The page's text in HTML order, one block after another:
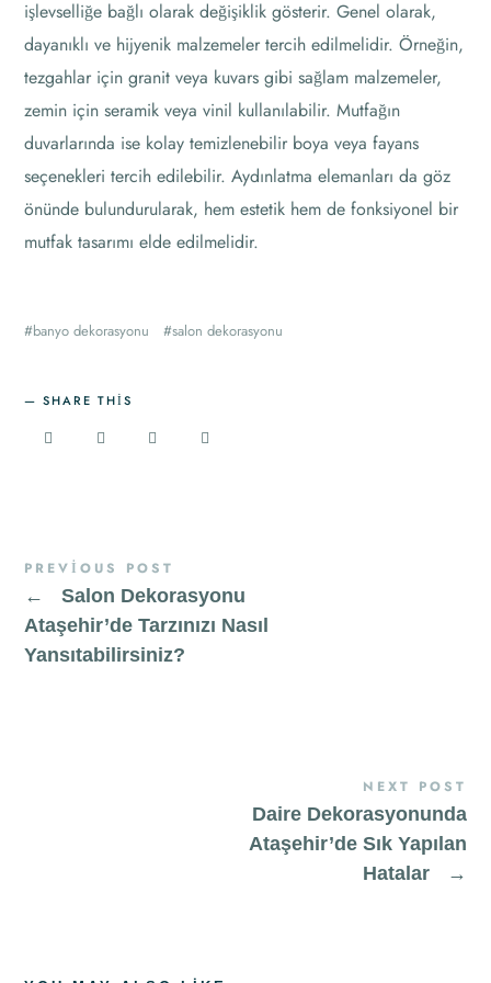
işlevselliğe bağlı olarak değişiklik gösterir. Genel olarak,
dayanıklı ve hijyenik malzemeler tercih edilmelidir. Örneğin,
tezgahlar için granit veya kuvars gibi sağlam malzemeler,
zemin için seramik veya vinil kullanılabilir. Mutfağın
duvarlarında ise kolay temizlenebilir boya veya fayans
seçenekleri tercih edilebilir. Aydınlatma elemanları da göz
önünde bulundurularak, hem estetik hem de fonksiyonel bir
mutfak tasarımı elde edilmelidir.
banyo dekorasyonu salon dekorasyonu
SHARE THIS
PREVIOUS POST
←
Salon Dekorasyonu
Ataşehir’de Tarzınızı Nasıl
Yansıtabilirsiniz?
NEXT POST
Daire Dekorasyonunda
Ataşehir’de Sık Yapılan
Hatalar
→